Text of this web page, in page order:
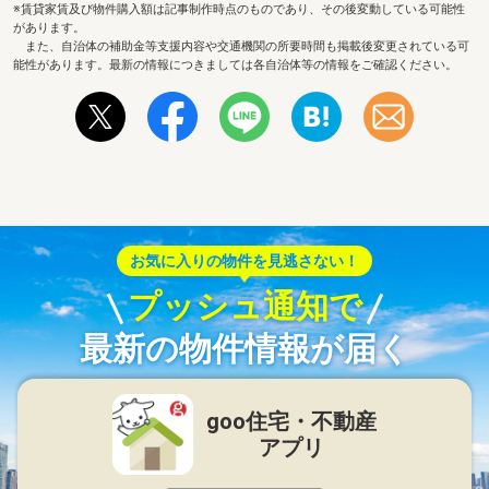
※賃貸家賃及び物件購入額は記事制作時点のものであり、その後変動している可能性
があります。
また、自治体の補助金等支援内容や交通機関の所要時間も掲載後変更されている可
能性があります。最新の情報につきましては各自治体等の情報をご確認ください。
お気に入りの物件を見逃さない！
プッシュ通知で
最新の物件情報が届く
goo住宅・不動産
アプリ